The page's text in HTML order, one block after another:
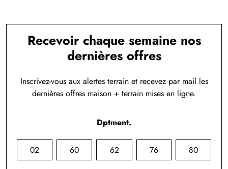
Recevoir chaque semaine nos
dernières offres
Inscrivez-vous aux alertes terrain et recevez par mail les
dernières offres maison + terrain mises en ligne.
Dptment.
02 60 62 76 80